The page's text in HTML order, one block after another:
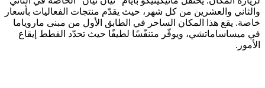
والثاني والعشرين من كل شهر، حيث يقدّم منتجات الفعاليات بأسعار
خاصة. يقع هذا المكان الساحر في الطابق الأول من مبنى ماروياما
في ميساساماتشي، ويوفّر متنفّسًا لطيفًا حيث تحدّد القطط إيقاع
الأمور.